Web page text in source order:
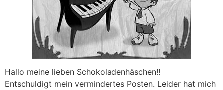
Hallo meine lieben Schokoladenhäschen!!
Entschuldigt mein vermindertes Posten. Leider hat mich